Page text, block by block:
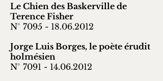
Le Chien des Baskerville de
Terence Fisher
N° 7095 - 18.06.2012
Jorge Luis Borges, le poète érudit
holmésien
N° 7091 - 14.06.2012